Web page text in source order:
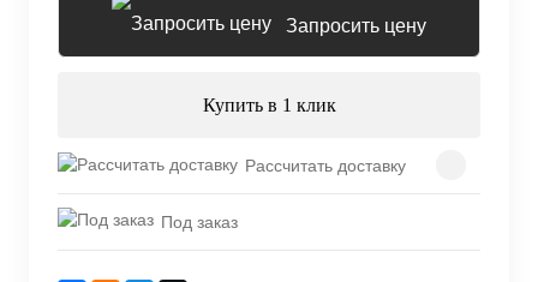
Запросить цену
Купить в 1 клик
Рассчитать доставку
Под заказ